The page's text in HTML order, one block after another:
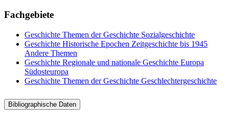
Fachgebiete
Geschichte Themen der Geschichte Sozialgeschichte
Geschichte Historische Epochen Zeitgeschichte bis 1945
Andere Themen
Geschichte Regionale und nationale Geschichte Europa
Südosteuropa
Geschichte Themen der Geschichte Geschlechtergeschichte
Bibliographische Daten